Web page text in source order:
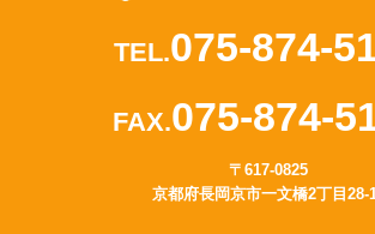
TEL.075-874-
FAX.075-874-
〒617-0825
京都府長岡京市一文橋2丁目28-